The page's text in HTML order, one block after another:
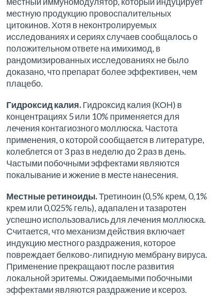
местную продукцию провоспалительных
цитокинов. Хотя в неконтролируемых
исследованиях и сериях случаев сообщалось о
положительном ответе на имихимод, в
рандомизированных исследованиях не было
доказано, что препарат более эффективен, чем
плацебо.
Гидроксид калия.Гидроксид калия (КОН) в
концентрациях 5 или 10% применяется для
лечения контагиозного моллюска. Частота
применения, о которой сообщается в литературе,
колеблется от 3 раз в неделю до 2 раз в день.
Частыми побочными эффектами являются
покалывание и жжение в месте нанесения.
Местные ретиноиды.Третиноин (0,5% крем, 0,1%
крем или 0,025% гель), адапален и тазаротен
успешно использовались для лечения моллюска.
Считается, что механизм действия включает
индукцию местного раздражения, которое
повреждает белково-липидную мембрану вируса.
Применение прекращают после развития
локальной эритемы. Ожидаемыми побочными
эффектами являются раздражение и ксероз.